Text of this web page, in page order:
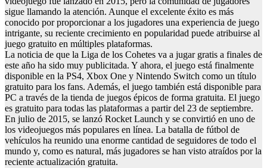
sigue llamando la atención. Aunque el excelente éxito es más
conocido por proporcionar a los jugadores una experiencia de juego
intrigante, su reciente crecimiento en popularidad puede atribuirse al
juego gratuito en múltiples plataformas.
La noticia de que la Liga de los Cohetes va a jugar gratis a finales de
este año ha sido muy publicitada. Y ahora, el juego está finalmente
disponible en la PS4, Xbox One y Nintendo Switch como un título
gratuito para los fans. Además, el juego también está disponible para
PC a través de la tienda de juegos épicos de forma gratuita. El juego
es gratuito para todas las plataformas a partir del 23 de septiembre.
En julio de 2015, se lanzó Rocket Launch y se convirtió en uno de
los videojuegos más populares en línea. La batalla de fútbol de
vehículos ha reunido una enorme cantidad de seguidores de todo el
mundo y, como es natural, más jugadores se han visto atraídos por la
reciente actualización gratuita.